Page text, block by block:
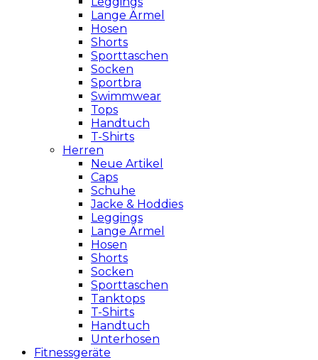
Lange Ärmel
Hosen
Shorts
Sporttaschen
Socken
Sportbra
Swimmwear
Tops
Handtuch
T-Shirts
Herren
Neue Artikel
Caps
Schuhe
Jacke & Hoddies
Leggings
Lange Ärmel
Hosen
Shorts
Socken
Sporttaschen
Tanktops
T-Shirts
Handtuch
Unterhosen
Fitnessgeräte